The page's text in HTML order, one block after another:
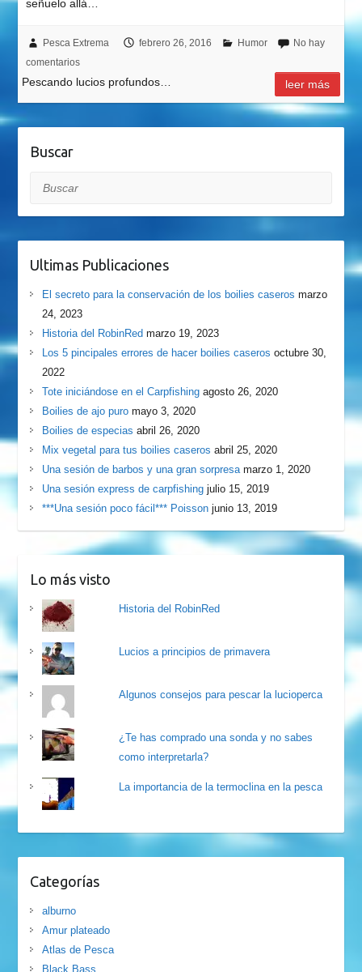
señuelo allá…
Pesca Extrema febrero 26, 2016 Humor
No hay
comentarios
Pescando lucios profundos… leer más
Buscar
Buscar
Ultimas Publicaciones
El secreto para la conservación de los boilies caseros marzo
24, 2023
Historia del RobinRed marzo 19, 2023
Los 5 pincipales errores de hacer boilies caseros octubre 30,
2022
Tote iniciándose en el Carpfishing agosto 26, 2020
Boilies de ajo puro mayo 3, 2020
Boilies de especias abril 26, 2020
Mix vegetal para tus boilies caseros abril 25, 2020
Una sesión de barbos y una gran sorpresa marzo 1, 2020
Una sesión express de carpfishing julio 15, 2019
***Una sesión poco fácil*** Poisson junio 13, 2019
Lo más visto
Historia del RobinRed
Lucios a principios de primavera
Algunos consejos para pescar la lucioperca
¿Te has comprado una sonda y no sabes
como interpretarla?
La importancia de la termoclina en la pesca
Categorías
alburno
Amur plateado
Atlas de Pesca
Black Bass